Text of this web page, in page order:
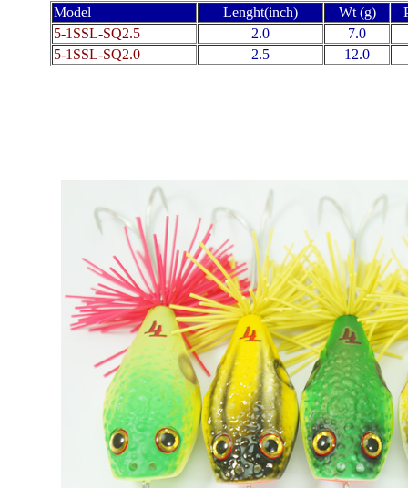
Model Lenght(inch) Wt (g)
5-1SSL-SQ2.5
2.0 7.0
5-1SSL-SQ2.0
2.5 12.0